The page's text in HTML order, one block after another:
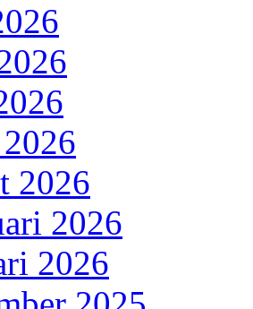
2026
2026
2026